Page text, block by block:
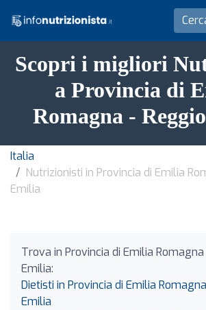
Scopri i migliori
a Provincia di
Romagna -
Italia
Nutrizionisti in Provincia di Emilia
Emilia
Trova in Provincia di Emilia
Emilia:
Dietisti in Provincia di Emilia
Emilia